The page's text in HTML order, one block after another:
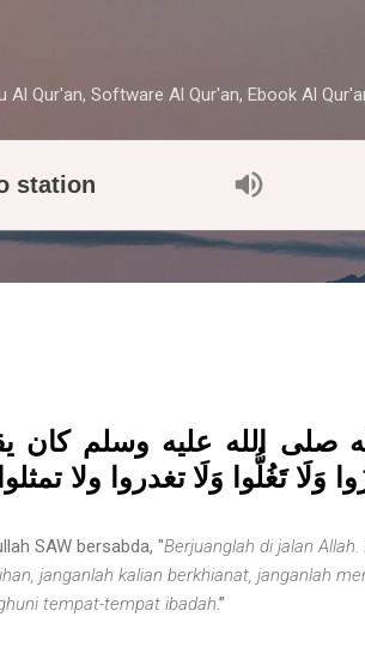
Al Qur'an, Software Al Qur'an, Ebook Al
station
صلى الله عليه وسلم كان
وَلَا تَغُلُّوا وَلَا تغدروا ولا
SAW bersabda, "Berjuanglah di jalan
janganlah kalian berkhianat, janganlah
tempat-tempat ibadah.”